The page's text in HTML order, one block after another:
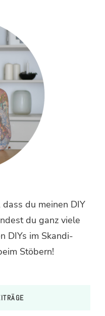
dass du meinen DIY
du ganz viele
DIYs im Skandi-
Stöbern!